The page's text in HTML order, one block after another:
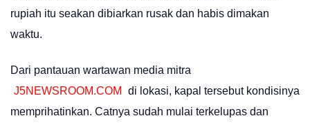
rupiah itu seakan dibiarkan rusak dan habis dimakan
waktu.
Dari pantauan wartawan media mitra
J5NEWSROOM.COM
di lokasi, kapal tersebut kondisinya
memprihatinkan. Catnya sudah mulai terkelupas dan